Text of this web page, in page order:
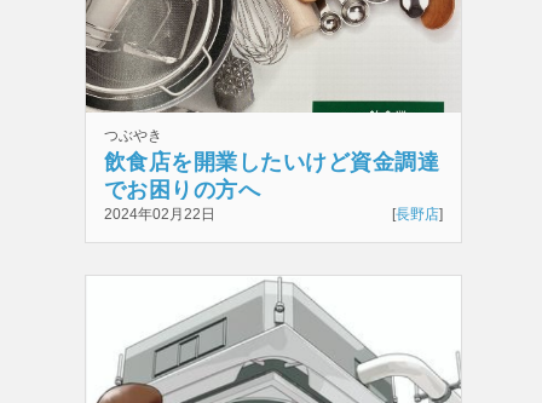
つぶやき
飲食店を開業したいけど資金調達
でお困りの方へ
2024年02月22日 [長野店]